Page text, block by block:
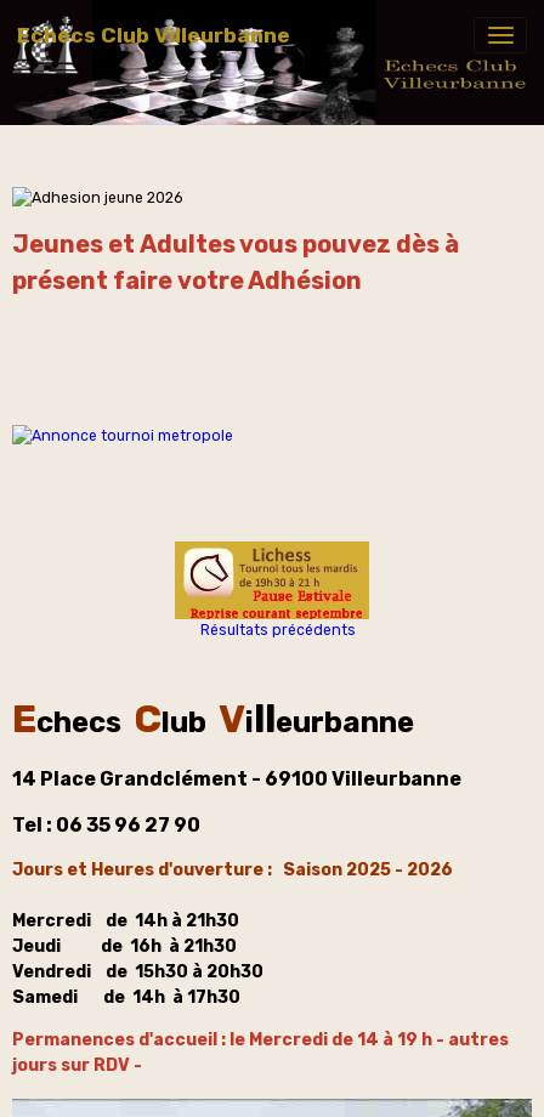
Echecs Club Villeurbanne
Jeunes et Adultes vous pouvez dès à
présent faire votre Adhésion
Résultats précédents
Echecs Club Villeurbanne
14 Place Grandclément - 69100 Villeurbanne
Tel : 06 35 96 27 90
Jours et Heures d'ouverture : Saison 2025 - 2026
Mercredi de 14h à 21h30
Jeudi de 16h à 21h30
Vendredi de 15h30 à 20h30
Samedi de 14h à 17h30
Permanences d'accueil : le Mercredi de 14 à 19 h - autres
jours sur RDV -